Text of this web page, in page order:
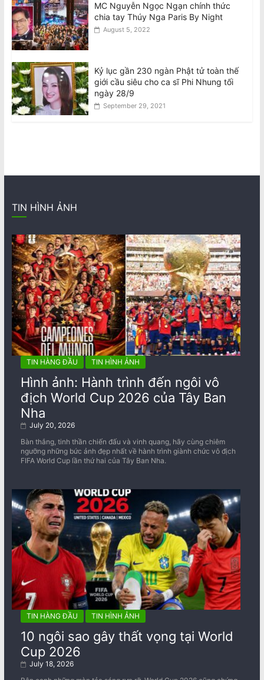
MC Nguyễn Ngọc Ngạn chính thức
chia tay Thúy Nga Paris By Night
August 5, 2022
Kỷ lục gần 230 ngàn Phật tử toàn thế
giới cầu siêu cho ca sĩ Phi Nhung tối
ngày 28/9
September 29, 2021
TIN HÌNH ẢNH
TIN HÀNG ĐẦU TIN HÌNH ẢNH
Hình ảnh: Hành trình đến ngôi vô
địch World Cup 2026 của Tây Ban
Nha
July 20, 2026
Bàn thắng, tinh thần chiến đấu và vinh quang, hãy cùng chiêm
ngưỡng những bức ảnh đẹp nhất về ​​hành trình giành chức vô địch
FIFA World Cup lần thứ hai của Tây Ban Nha.
TIN HÀNG ĐẦU TIN HÌNH ẢNH
10 ngôi sao gây thất vọng tại World
Cup 2026
July 18, 2026